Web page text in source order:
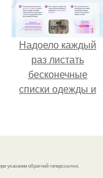
Надоело каждый
раз листать
бесконечные
списки одежды и
кусочкам?
указании обратной гиперссылки.